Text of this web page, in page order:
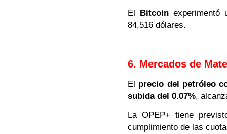
El Bitcoin experimentó
84,516 dólares.
6. Mercados de
El precio del petróleo
subida del 0.07%,
La OPEP+ tiene
cumplimiento de las